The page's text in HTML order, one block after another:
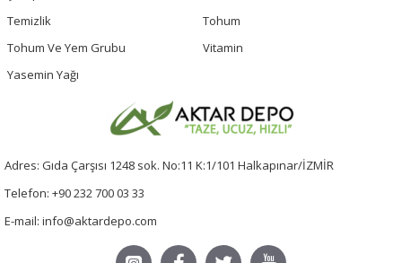
Temizlik
Tohum
Tohum Ve Yem Grubu
Vitamin
Yasemin Yağı
Adres: Gıda Çarşısı 1248 sok. No:11 K:1/101 Halkapınar/İZMİR
Telefon: +90 232 700 03 33
E-mail: info@aktardepo.com